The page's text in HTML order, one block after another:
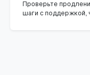
Проверьте
шаги с поддержкой,